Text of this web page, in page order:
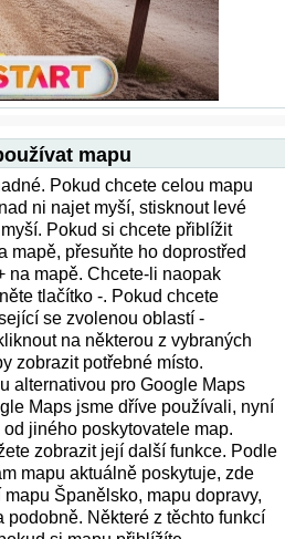
mapu
Pokud chcete celou mapu
ni najet myší, stisknout levé
Pokud si chcete přiblížit
mapě, přesuňte ho doprostřed
na mapě. Chcete-li naopak
tlačítko -. Pokud chcete
se zvolenou oblastí -
na některou z vybraných
zobrazit potřebné místo.
alternativou pro Google Maps
Maps jsme dříve používali, nyní
jiného poskytovatele map.
zobrazit její další funkce. Podle
mapu aktuálně poskytuje, zde
Španělsko, mapu dopravy,
podobně. Některé z těchto funkcí